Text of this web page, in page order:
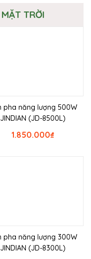
TRỜI
pha năng lượng 500W
JINDIAN (JD-8500L)
₫
1.850.000
pha năng lượng 300W
JINDIAN (JD-8300L)